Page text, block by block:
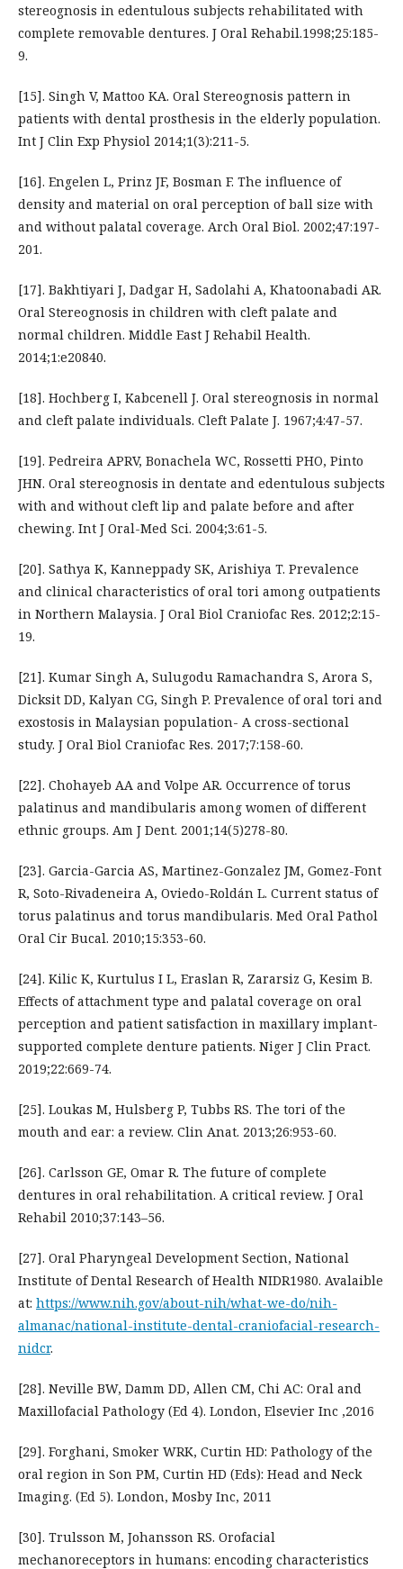
stereognosis in edentulous subjects rehabilitated with
complete removable dentures. J Oral Rehabil.1998;25:185-
9.
[15]. Singh V, Mattoo KA. Oral Stereognosis pattern in
patients with dental prosthesis in the elderly population.
Int J Clin Exp Physiol 2014;1(3):211-5.
[16]. Engelen L, Prinz JF, Bosman F. The influence of
density and material on oral perception of ball size with
and without palatal coverage. Arch Oral Biol. 2002;47:197-
201.
[17]. Bakhtiyari J, Dadgar H, Sadolahi A, Khatoonabadi AR.
Oral Stereognosis in children with cleft palate and
normal children. Middle East J Rehabil Health.
2014;1:e20840.
[18]. Hochberg I, Kabcenell J. Oral stereognosis in normal
and cleft palate individuals. Cleft Palate J. 1967;4:47-57.
[19]. Pedreira APRV, Bonachela WC, Rossetti PHO, Pinto
JHN. Oral stereognosis in dentate and edentulous subjects
with and without cleft lip and palate before and after
chewing. Int J Oral-Med Sci. 2004;3:61-5.
[20]. Sathya K, Kanneppady SK, Arishiya T. Prevalence
and clinical characteristics of oral tori among outpatients
in Northern Malaysia. J Oral Biol Craniofac Res. 2012;2:15-
19.
[21]. Kumar Singh A, Sulugodu Ramachandra S, Arora S,
Dicksit DD, Kalyan CG, Singh P. Prevalence of oral tori and
exostosis in Malaysian population- A cross-sectional
study. J Oral Biol Craniofac Res. 2017;7:158-60.
[22]. Chohayeb AA and Volpe AR. Occurrence of torus
palatinus and mandibularis among women of different
ethnic groups. Am J Dent. 2001;14(5)278-80.
[23]. Garcia-Garcia AS, Martinez-Gonzalez JM, Gomez-Font
R, Soto-Rivadeneira A, Oviedo-Roldán L. Current status of
torus palatinus and torus mandibularis. Med Oral Pathol
Oral Cir Bucal. 2010;15:353-60.
[24]. Kilic K, Kurtulus I L, Eraslan R, Zararsiz G, Kesim B.
Effects of attachment type and palatal coverage on oral
perception and patient satisfaction in maxillary implant-
supported complete denture patients. Niger J Clin Pract.
2019;22:669-74.
[25]. Loukas M, Hulsberg P, Tubbs RS. The tori of the
mouth and ear: a review. Clin Anat. 2013;26:953-60.
[26]. Carlsson GE, Omar R. The future of complete
dentures in oral rehabilitation. A critical review. J Oral
Rehabil 2010;37:143–56.
[27]. Oral Pharyngeal Development Section, National
Institute of Dental Research of Health NIDR1980. Avalaible
at: https://www.nih.gov/about-nih/what-we-do/nih-
almanac/national-institute-dental-craniofacial-research-
nidcr.
[28]. Neville BW, Damm DD, Allen CM, Chi AC: Oral and
Maxillofacial Pathology (Ed 4). London, Elsevier Inc ,2016
[29]. Forghani, Smoker WRK, Curtin HD: Pathology of the
oral region in Son PM, Curtin HD (Eds): Head and Neck
Imaging. (Ed 5). London, Mosby Inc, 2011
[30]. Trulsson M, Johansson RS. Orofacial
mechanoreceptors in humans: encoding characteristics